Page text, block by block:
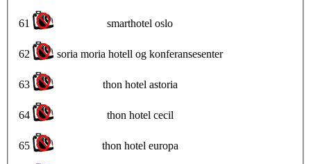
61 smarthotel oslo
62 soria moria hotell og konferansesenter
63 thon hotel astoria
64 thon hotel cecil
65 thon hotel europa